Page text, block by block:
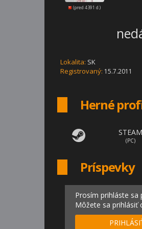
(pred 4391 d.)
Lokalita: SK
Registrovaný: 15.7.2011
Herné
STEAM
(PC)
Príspevky
Prosím prihláste
Môžete sa prihlásiť